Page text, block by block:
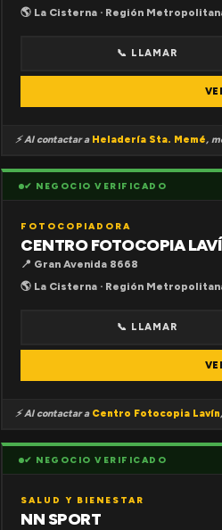
🌎 La Cisterna · Región
📞 LLAMAR
⚡ Al contactar a Heladería Sta. Memé,
✔ NEGOCIO VERIFICADO
FOTOCOPIADORA
CENTRO FOTOCOPIA
📍 Gran Avenida 8668
🌎 La Cisterna · Región
📞 LLAMAR
⚡ Al contactar a Centro Fotocopia Lavín
✔ NEGOCIO VERIFICADO
SALUD Y BIENESTAR
NN SPORT